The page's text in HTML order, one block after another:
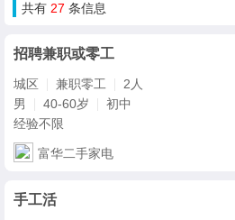
共有 27 条信息
招聘兼职或零工
城区 兼职零工
2人
男
40-60岁
初中
经验不限
富华二手家电
手工活